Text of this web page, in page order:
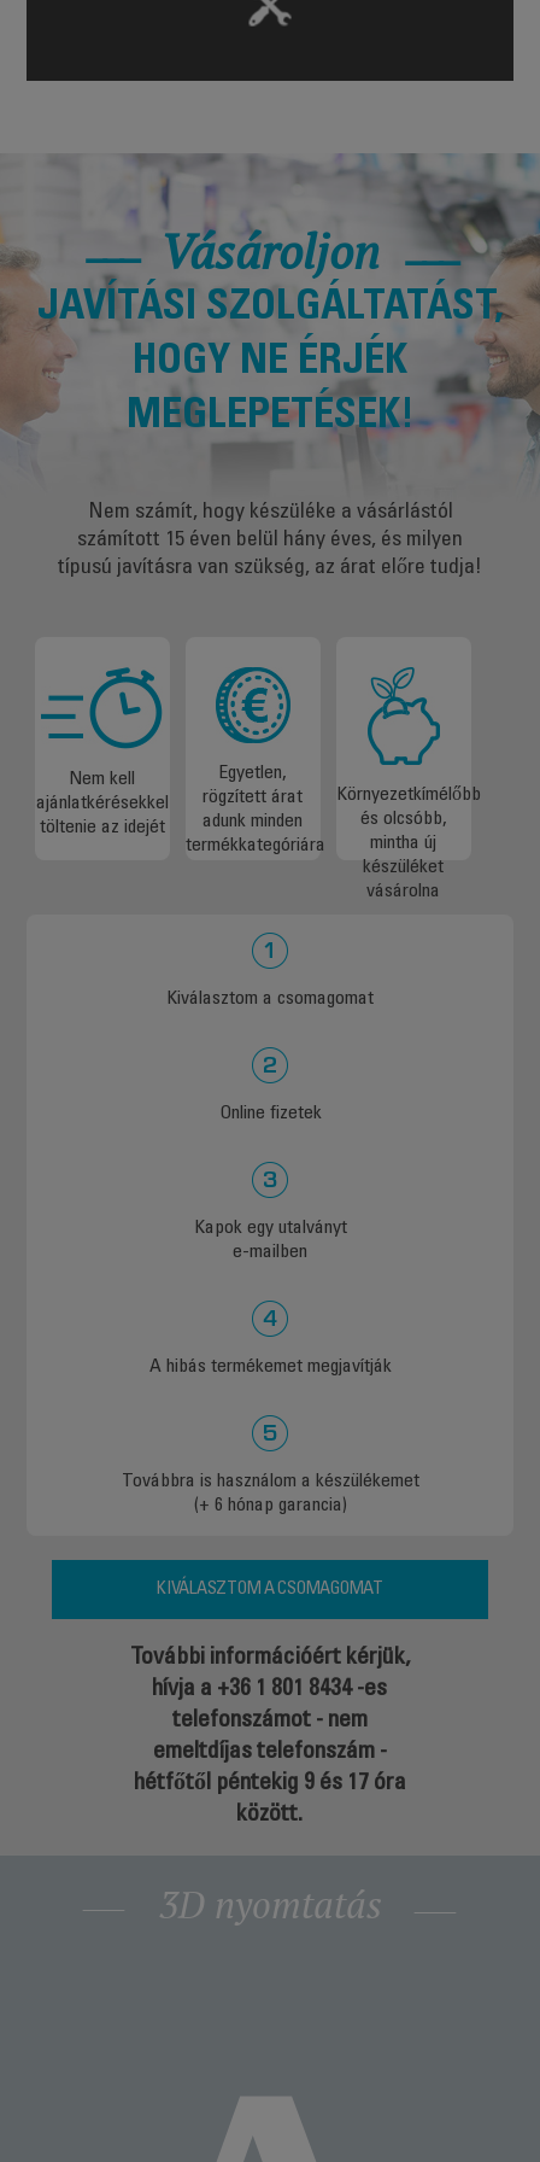
Vásároljon
JAVÍTÁSI SZOLGÁLTATÁST,
HOGY NE ÉRJÉK
MEGLEPETÉSEK!
Nem számít, hogy készüléke a vásárlástól
számított 15 éven belül hány éves, és milyen
típusú javításra van szükség, az árat előre tudja!
Nem kell
ajánlatkérésekkel
töltenie az idejét
Egyetlen,
rögzített árat
adunk minden
termékkategóriára
Környezetkímélőbb
és olcsóbb,
mintha új
készüléket
vásárolna
Kiválasztom a csomagomat
Online fizetek
Kapok egy utalványt
e-mailben
A hibás termékemet megjavítják
Továbbra is használom a készülékemet
(+ 6 hónap garancia)
KIVÁLASZTOM A CSOMAGOMAT
További információért kérjük,
hívja a +36 1 801 8434-es
telefonszámot - nem
emeltdíjas telefonszám -
hétfőtől péntekig 9 és 17 óra
között.
3D nyomtatás